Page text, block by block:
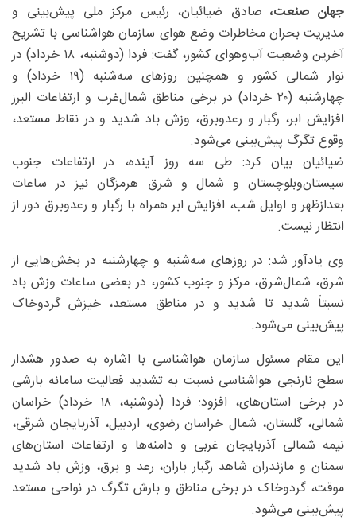
جهان صنعت، صادق ضیائیان، رئیس مرکز ملی پیش‌بینی و
مدیریت بحران مخاطرات وضع هوای سازمان هواشناسی با تشریح
آخرین وضعیت آب‌وهوای کشور، گفت: فردا (دوشنبه، ۱۸ خرداد) در
نوار شمالی کشور و همچنین روزهای سه‌شنبه (۱۹ خرداد) و
چهارشنبه (۲۰ خرداد) در برخی مناطق شمال‌غرب و ارتفاعات البرز
افزایش ابر، رگبار و رعدوبرق، وزش باد شدید و در نقاط مستعد،
وقوع تگرگ پیش‌بینی می‌شود.
ضیائیان بیان کرد: طی سه روز آینده، در ارتفاعات جنوب
سیستان‌وبلوچستان و شمال و شرق هرمزگان نیز در ساعات
بعدازظهر و اوایل شب، افزایش ابر همراه با رگبار و رعدوبرق دور از
انتظار نیست.
وی یادآور شد: در روزهای سه‌شنبه و چهارشنبه در بخش‌هایی از
شرق، شمال‌شرق، مرکز و جنوب کشور، در بعضی ساعات وزش باد
نسبتاً شدید تا شدید و در مناطق مستعد، خیزش گردوخاک
پیش‌بینی می‌شود.
این مقام مسئول سازمان هواشناسی با اشاره به صدور هشدار
سطح نارنجی هواشناسی نسبت به تشدید فعالیت سامانه بارشی
در برخی استان‌های، افزود: فردا (دوشنبه، ۱۸ خرداد) خراسان
شمالی، گلستان، شمال خراسان رضوی، اردبیل، آذربایجان شرقی،
نیمه شمالی آذربایجان غربی و دامنه‌ها و ارتفاعات استان‌های
سمنان و مازندران شاهد رگبار باران، رعد و برق، وزش باد شدید
موقت، گردوخاک در برخی مناطق و بارش تگرگ در نواحی مستعد
پیش‌بینی می‌شود.